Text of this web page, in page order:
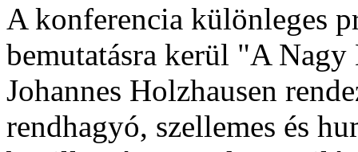
A konferencia különleges
bemutatásra kerül "A
Johannes Holzhausen
rendhagyó, szellemes és